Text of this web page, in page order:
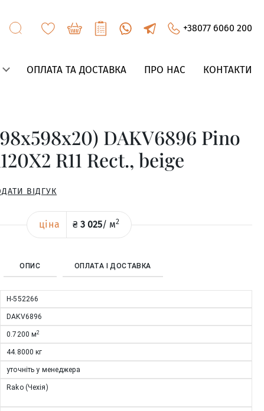
+38077 6060 200
ОПЛАТА ТА ДОСТАВКА ПРО НАС КОНТАКТИ
DAKV6896 Pino
R11 Rect., beige
ВІДГУК
ціна ₴ 3 025/ м2
ОПИС ОПЛАТА І ДОСТАВКА
Н-552266
DAKV6896
0.7200 м2
44.8000 кг
уточніть у менеджера
Rako (Чехія)